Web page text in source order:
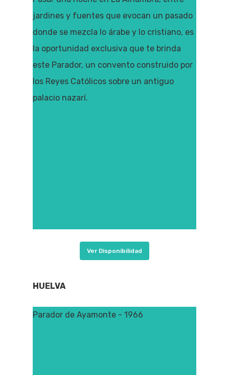
jardines y fuentes que evocan un pasado
donde se mezcla lo árabe y lo cristiano, es
la oportunidad exclusiva que te brinda
este Parador, un convento construido por
los Reyes Católicos sobre un antiguo
palacio nazarí.
Ver Disponibilidad
HUELVA
Parador de Ayamonte - 1966